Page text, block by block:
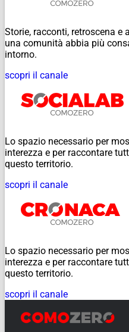
Storie, racconti, retroscena
una comunità abbia più
intorno.
scopri il canale
Lo spazio necessario per
interezza e per raccontare
questo territorio.
scopri il canale
Lo spazio necessario per
interezza e per raccontare
questo territorio.
scopri il canale